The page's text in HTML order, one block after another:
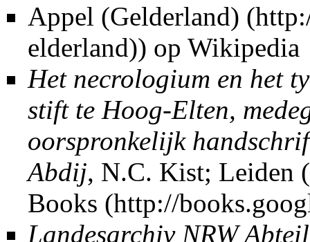
Appel (Gelderland)
op Wikipedia
Het necrologium en het
stift te Hoog-Elten,
oorspronkelijk
Abdij, N.C. Kist; Leiden
Books
Landesarchiv NRW